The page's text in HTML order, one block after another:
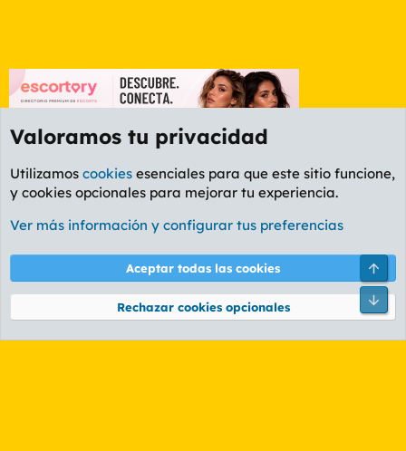
Etiquetas
Cookies
PL OLDSTYLE AMARILLO
Términos y reglas Política de privacidad Ayuda
Community platform by XenForo® © 2010-2026 XenForo Ltd.
Valoramos tu privacidad
Utilizamos cookies esenciales para que este sitio funcione,
y cookies opcionales para mejorar tu experiencia.
Ver más información y configurar tus preferencias
Aceptar todas las cookies
Rechazar cookies opcionales
Pie